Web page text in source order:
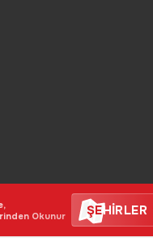
Okunur
ŞEHİRLER